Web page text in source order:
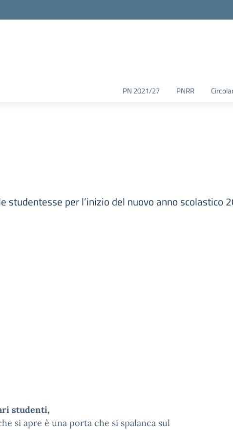
PN 2021/27 PNRR
per l’inizio del nuovo anno scolastico
studenti,
si apre è una porta che si spalanca sul